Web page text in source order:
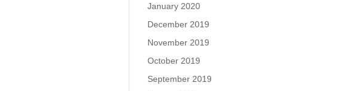
January 2020
December 2019
November 2019
October 2019
September 2019